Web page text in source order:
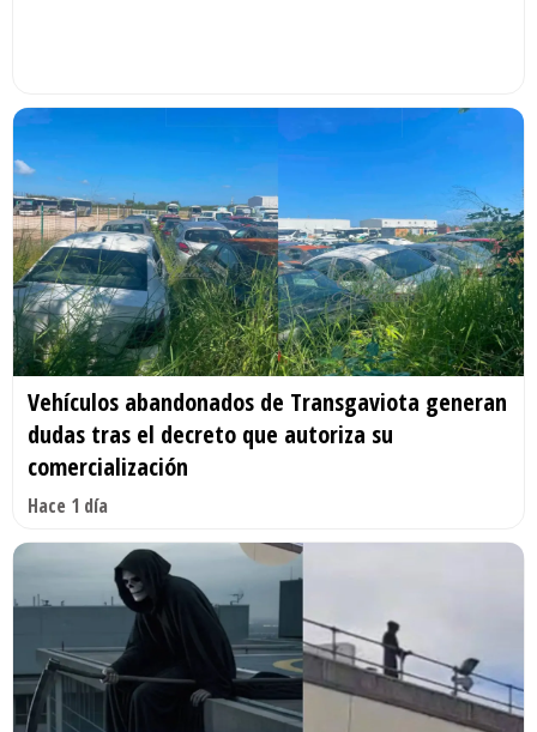
Vehículos abandonados de Transgaviota generan
dudas tras el decreto que autoriza su
comercialización
Hace 1 día